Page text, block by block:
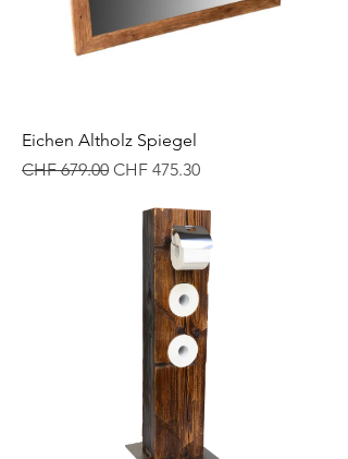
Eichen Altholz Spiegel
Standardpreis
CHF 679.00 Sale-Preis
CHF 475.30